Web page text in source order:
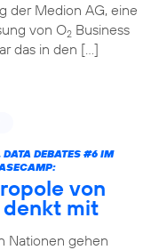
der Medion AG, eine
von O2Business
das in den […]
DEBATES#6IM
von
mit
Nationen gehen